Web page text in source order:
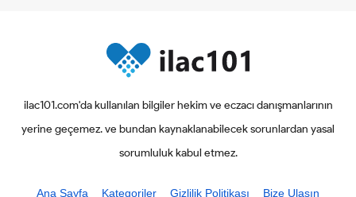
ilac101.com'da kullanılan bilgiler hekim ve eczacı danışmanlarının
yerine geçemez. ve bundan kaynaklanabilecek sorunlardan yasal
sorumluluk kabul etmez.
Ana Sayfa Kategoriler Gizlilik Politikası Bize Ulaşın